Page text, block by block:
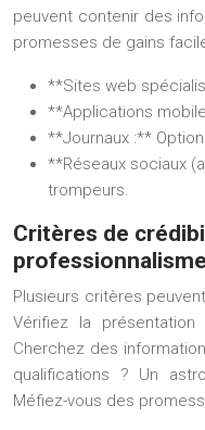
peuvent contenir des
promesses de gains
**Sites web
**Applications
**Journaux :**
**Réseaux sociaux
trompeurs.
Critères de
professionnalisme
Plusieurs critères
Vérifiez la
Cherchez des
qualifications ? Un
Méfiez-vous des